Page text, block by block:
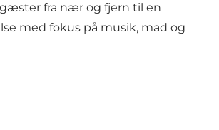
fra nær og fjern til en
med fokus på musik, mad og